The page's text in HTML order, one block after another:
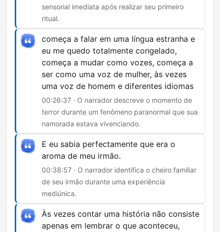
sensorial imediata após realizar seu primeiro
ritual.
começa a falar em uma língua estranha e
eu me quedo totalmente congelado,
começa a mudar como vozes, começa a
ser como uma voz de mulher, às vezes
uma voz de homem e diferentes idiomas
00:26:37 · O narrador descreve o momento de
terror durante um fenômeno paranormal que sua
namorada estava vivenciando.
E eu sabia perfectamente que era o
aroma de meu irmão.
00:38:57 · O narrador identifica o cheiro familiar
de seu irmão durante uma experiência
mediúnica.
Às vezes contar uma história não consiste
apenas em lembrar o que aconteceu,